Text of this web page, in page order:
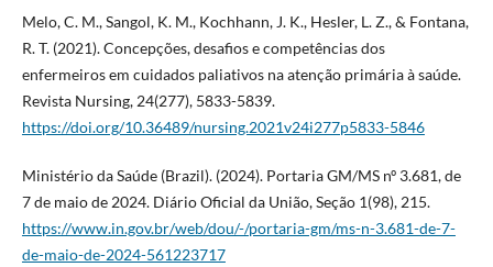
Melo, C. M., Sangol, K. M., Kochhann, J. K., Hesler, L. Z., & Fontana,
R. T. (2021). Concepções, desafios e competências dos
enfermeiros em cuidados paliativos na atenção primária à saúde.
Revista Nursing, 24(277), 5833-5839.
https://doi.org/10.36489/nursing.2021v24i277p5833-5846
Ministério da Saúde (Brazil). (2024). Portaria GM/MS nº 3.681, de
7 de maio de 2024. Diário Oficial da União, Seção 1(98), 215.
https://www.in.gov.br/web/dou/-/portaria-gm/ms-n-3.681-de-7-
de-maio-de-2024-561223717